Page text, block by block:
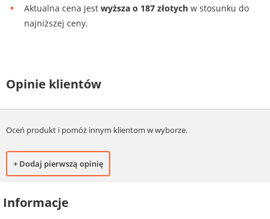
Aktualna cena jest wyższa o 187 złotych w stosunku do
najniższej ceny.
Opinie klientów
Oceń produkt i pomóż innym klientom w wyborze.
+ Dodaj pierwszą opinię
Informacje